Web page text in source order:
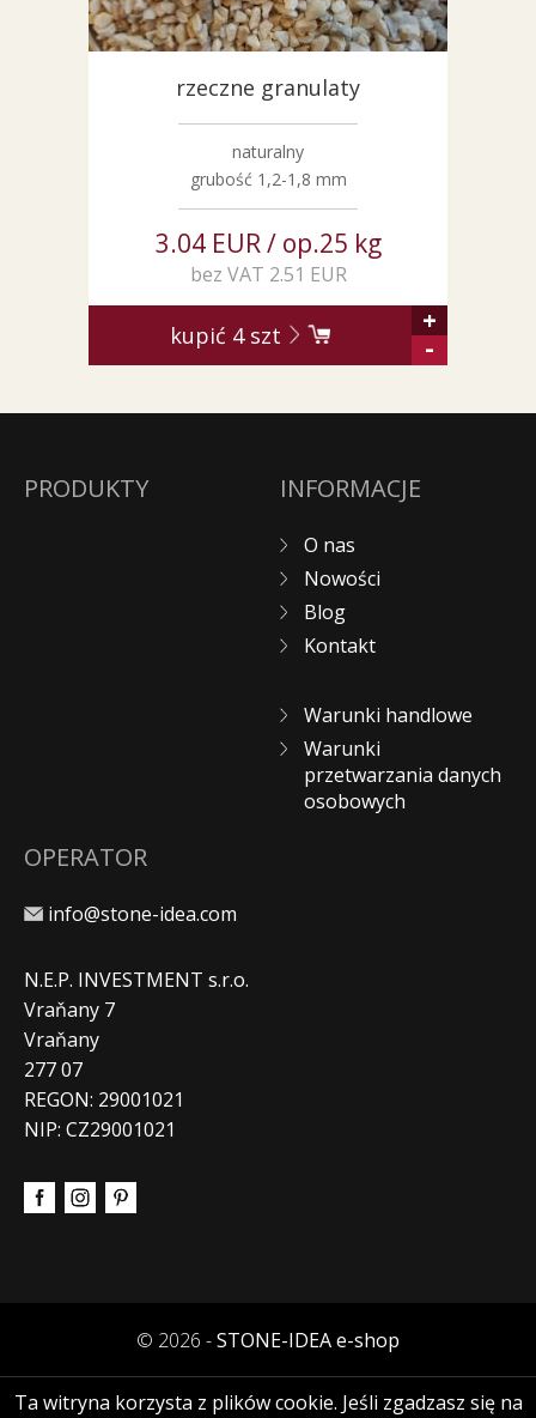
rzeczne granulaty
naturalny
grubość 1,2-1,8 mm
3.04 EUR / op.25 kg
bez VAT 2.51 EUR
kupić 4szt
+
-
PRODUKTY INFORMACJE
O nas
Nowości
Blog
Kontakt
Warunki handlowe
Warunki
przetwarzania danych
osobowych
OPERATOR
info@stone-idea.com
N.E.P. INVESTMENT s.r.o.
Vraňany 7
Vraňany
277 07
REGON: 29001021
NIP: CZ29001021
© 2026 -STONE-IDEA e-shop
Ta witryna korzysta z plików cookie. Jeśli zgadzasz się na